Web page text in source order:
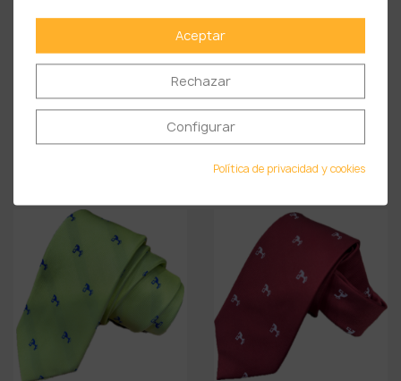
CORBATA DE SEDA AZUL
MARINO...
CELESTE CON...
35,90 €
Aceptar
Rechazar
Configurar
Política de privacidad y cookies